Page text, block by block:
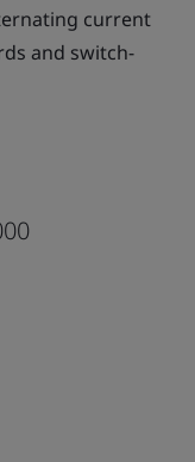
current
and switch-